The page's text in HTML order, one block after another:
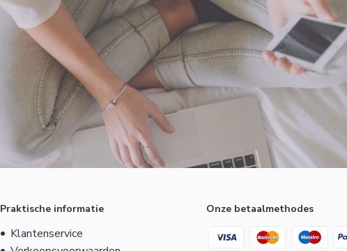
Praktische informatie
Klantenservice
Onze betaalmethodes